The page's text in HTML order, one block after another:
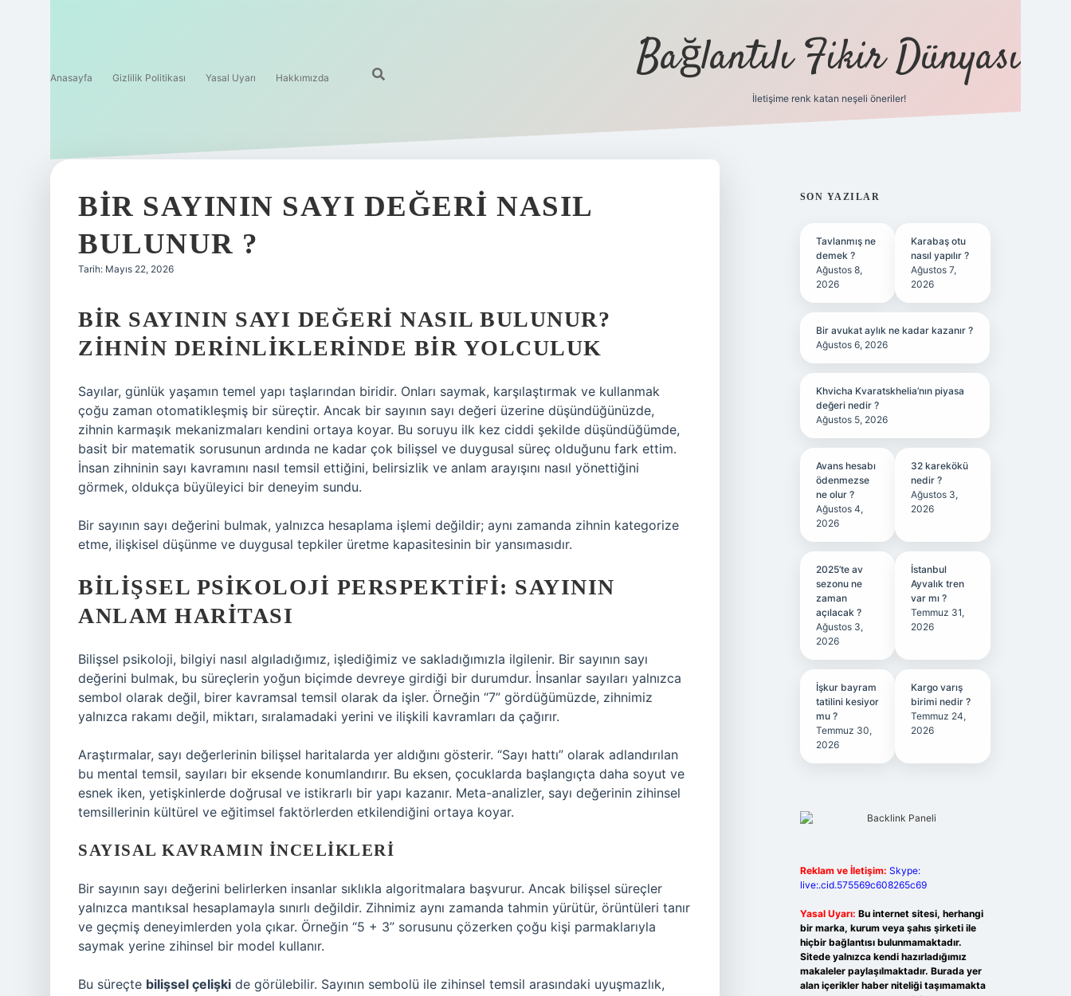
Anasayfa Gizlilik Politikası Yasal Uyarı Hakkımızda Bağlantılı Fikir Dünyası
İletişime renk katan neşeli öneriler!
BIR SAYININ SAYI DEĞERI NASIL
BULUNUR ?
Tarih: Mayıs 22, 2026
BIR SAYININ SAYI DEĞERI NASIL BULUNUR?
ZIHNIN DERINLIKLERINDE BIR YOLCULUK
Sayılar, günlük yaşamın temel yapı taşlarından biridir. Onları saymak, karşılaştırmak ve kullanmak
çoğu zaman otomatikleşmiş bir süreçtir. Ancak bir sayının sayı değeri üzerine düşündüğünüzde,
zihnin karmaşık mekanizmaları kendini ortaya koyar. Bu soruyu ilk kez ciddi şekilde düşündüğümde,
basit bir matematik sorusunun ardında ne kadar çok bilişsel ve duygusal süreç olduğunu fark ettim.
İnsan zihninin sayı kavramını nasıl temsil ettiğini, belirsizlik ve anlam arayışını nasıl yönettiğini
görmek, oldukça büyüleyici bir deneyim sundu.
Bir sayının sayı değerini bulmak, yalnızca hesaplama işlemi değildir; aynı zamanda zihnin kategorize
etme, ilişkisel düşünme ve duygusal tepkiler üretme kapasitesinin bir yansımasıdır.
BILIŞSEL PSIKOLOJI PERSPEKTIFI: SAYININ
ANLAM HARITASI
Bilişsel psikoloji, bilgiyi nasıl algıladığımız, işlediğimiz ve sakladığımızla ilgilenir. Bir sayının sayı
değerini bulmak, bu süreçlerin yoğun biçimde devreye girdiği bir durumdur. İnsanlar sayıları yalnızca
sembol olarak değil, birer kavramsal temsil olarak da işler. Örneğin “7” gördüğümüzde, zihnimiz
yalnızca rakamı değil, miktarı, sıralamadaki yerini ve ilişkili kavramları da çağırır.
Araştırmalar, sayı değerlerinin bilişsel haritalarda yer aldığını gösterir. “Sayı hattı” olarak adlandırılan
bu mental temsil, sayıları bir eksende konumlandırır. Bu eksen, çocuklarda başlangıçta daha soyut ve
esnek iken, yetişkinlerde doğrusal ve istikrarlı bir yapı kazanır. Meta-analizler, sayı değerinin zihinsel
temsillerinin kültürel ve eğitimsel faktörlerden etkilendiğini ortaya koyar.
SAYISAL KAVRAMIN İNCELIKLERI
Bir sayının sayı değerini belirlerken insanlar sıklıkla algoritmalara başvurur. Ancak bilişsel süreçler
yalnızca mantıksal hesaplamayla sınırlı değildir. Zihnimiz aynı zamanda tahmin yürütür, örüntüleri tanır
ve geçmiş deneyimlerden yola çıkar. Örneğin “5 + 3” sorusunu çözerken çoğu kişi parmaklarıyla
saymak yerine zihinsel bir model kullanır.
Bu süreçte bilişsel çelişki de görülebilir. Sayının sembolü ile zihinsel temsil arasındaki uyuşmazlık,
SIDEBAR
SON YAZILAR
Tavlanmış ne
demek ?
Ağustos 8,
2026
Karabaş otu
nasıl yapılır ?
Ağustos 7,
2026
Bir avukat aylık ne kadar kazanır ?
Ağustos 6, 2026
Khvicha Kvaratskhelia’nın piyasa
değeri nedir ?
Ağustos 5, 2026
Avans hesabı
ödenmezse
ne olur ?
Ağustos 4,
2026
32 karekökü
nedir ?
Ağustos 3,
2026
2025’te av
sezonu ne
zaman
açılacak ?
Ağustos 3,
2026
İstanbul
Ayvalık tren
var mı ?
Temmuz 31,
2026
İşkur bayram
tatilini kesiyor
mu ?
Temmuz 30,
2026
Kargo varış
birimi nedir ?
Temmuz 24,
2026
Reklam ve İletişim: Skype:
live:.cid.575569c608265c69
Yasal Uyarı: Bu internet sitesi, herhangi
bir marka, kurum veya şahıs şirketi ile
hiçbir bağlantısı bulunmamaktadır.
Sitede yalnızca kendi hazırladığımız
makaleler paylaşılmaktadır. Burada yer
alan içerikler haber niteliği taşımamakta